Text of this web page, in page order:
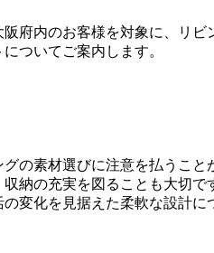
府内のお客様を対象に、リビ
ついてご案内します。
の素材選びに注意を払うこと
納の充実を図ることも大切で
変化を見据えた柔軟な設計に